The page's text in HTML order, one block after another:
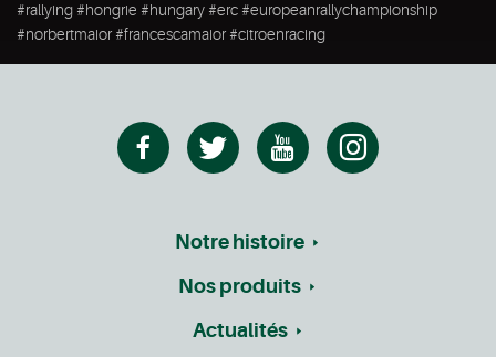
#rallying #hongrie #hungary #erc #europeanrallychampionship
#norbertmaior #francescamaior #citroenracing
Notre histoire
Nos produits
Actualités